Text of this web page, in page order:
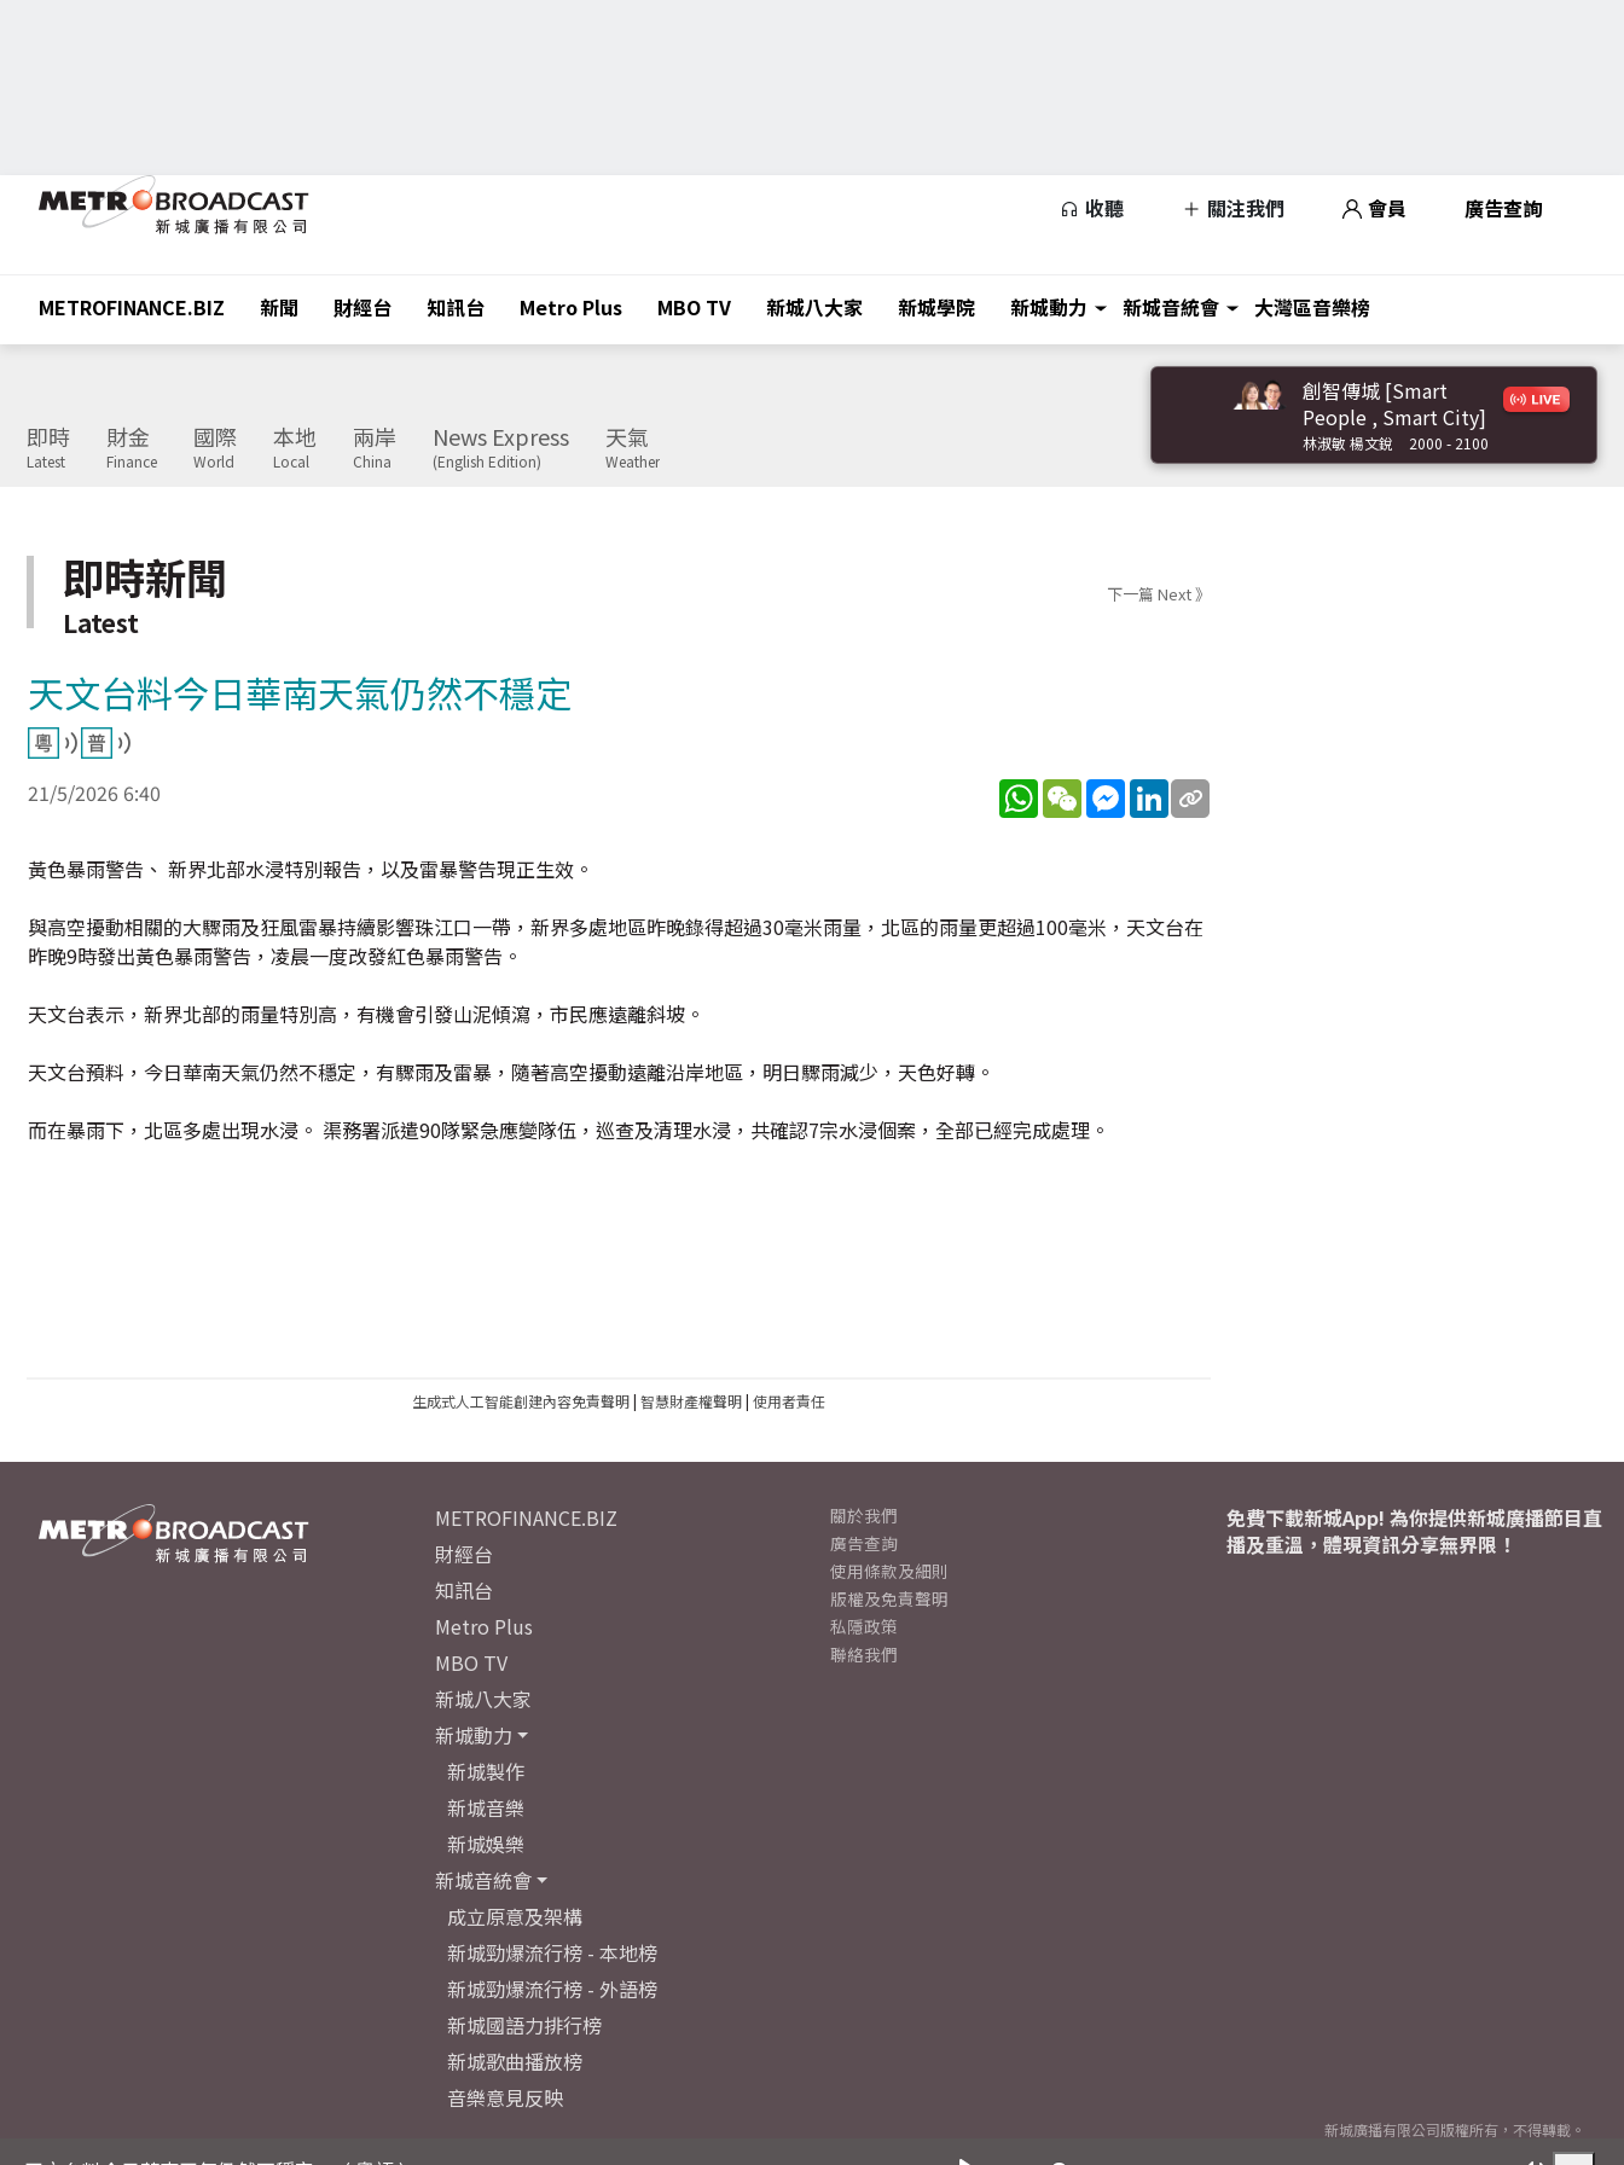
收聽 關注我們 會員 廣告查詢
METROFINANCE.BIZ 新聞 財經台 知訊台 Metro Plus MBO TV 新城八大家 新城學院 新城動力 新城音統會 大灣區音樂榜
即時
Latest
財金
Finance
國際
World
本地
Local
兩岸
China
News Express
(English Edition)
天氣
Weather
創智傳城 [Smart
People , Smart City]
林淑敏 楊文銳 2000 - 2100
即時新聞
Latest
下一篇 Next 》
天文台料今日華南天氣仍然不穩定
21/5/2026 6:40 WhatsApp
WeChatMessenger
LinkedIn
黃色暴雨警告、 新界北部水浸特別報告，以及雷暴警告現正生效。
與高空擾動相關的大驟雨及狂風雷暴持續影響珠江口一帶，新界多處地區昨晚錄得超過30毫米雨量，北區的雨量更超過100毫米，天文台在
昨晚9時發出黃色暴雨警告，凌晨一度改發紅色暴雨警告。
天文台表示，新界北部的雨量特別高，有機會引發山泥傾瀉，市民應遠離斜坡。
天文台預料，今日華南天氣仍然不穩定，有驟雨及雷暴，隨著高空擾動遠離沿岸地區，明日驟雨減少，天色好轉。
而在暴雨下，北區多處出現水浸。 渠務署派遣90隊緊急應變隊伍，巡查及清理水浸，共確認7宗水浸個案，全部已經完成處理。
生成式人工智能創建內容免責聲明| 智慧財產權聲明| 使用者責任
METROFINANCE.BIZ
財經台
知訊台
Metro Plus
MBO TV
新城八大家
新城動力
新城製作
新城音樂
新城娛樂
新城音統會
成立原意及架構
新城勁爆流行榜 - 本地榜
新城勁爆流行榜 - 外語榜
新城國語力排行榜
新城歌曲播放榜
音樂意見反映
關於我們
廣告查詢
使用條款及細則
版權及免責聲明
私隱政策
聯絡我們
免費下載新城App! 為你提供新城廣播節目直
播及重溫，體現資訊分享無界限！
新城廣播有限公司版權所有，不得轉載。
2026© Metro Broadcast Corporation Limited. All rights reserved.